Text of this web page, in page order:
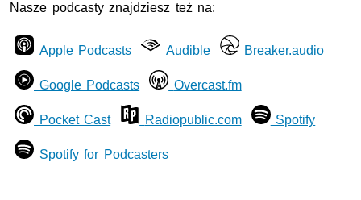
Nasze podcasty znajdziesz też na:
Apple Podcasts Audible Breaker.audio
Google Podcasts Overcast.fm
Pocket Cast Radiopublic.com Spotify
Spotify for Podcasters